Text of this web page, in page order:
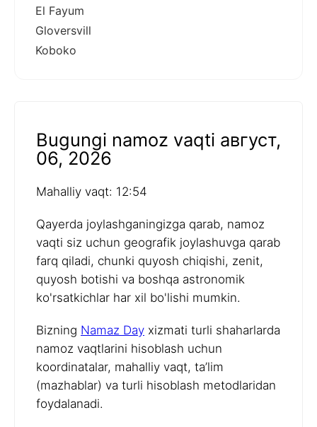
El Fayum
Gloversvill
Koboko
Bugungi namoz vaqti август,
06, 2026
Mahalliy vaqt: 12:54
Qayerda joylashganingizga qarab, namoz
vaqti siz uchun geografik joylashuvga qarab
farq qiladi, chunki quyosh chiqishi, zenit,
quyosh botishi va boshqa astronomik
ko'rsatkichlar har xil bo'lishi mumkin.
Bizning Namaz Day xizmati turli shaharlarda
namoz vaqtlarini hisoblash uchun
koordinatalar, mahalliy vaqt, ta’lim
(mazhablar) va turli hisoblash metodlaridan
foydalanadi.